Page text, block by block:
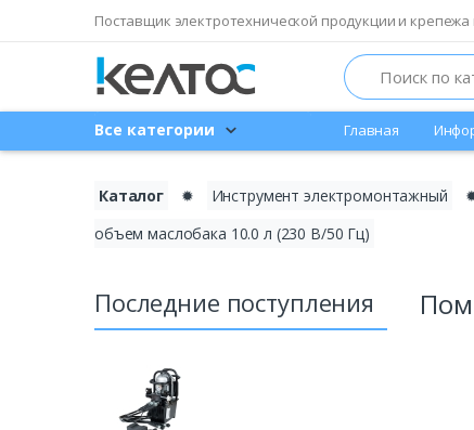
Поставщик электротехнической продукции и крепежа
Search
Все категории Главная
Каталог ✹ Инструмент электромонтажный
объем маслобака 10.0 л (230 В/50 Гц)
Последние поступления